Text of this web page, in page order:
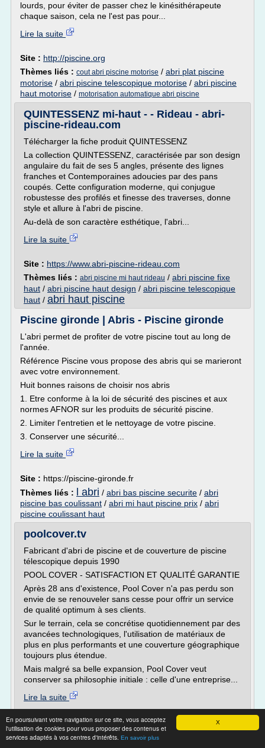
X
En poursuivant votre navigation sur ce site, vous acceptez
l'utilisation de cookies pour vous proposer des contenus et
services adaptés à vos centres d'intérêts. En savoir plus
lourds, pour éviter de passer chez le kinésithérapeute
chaque saison, cela ne l'est pas pour...
Lire la suite
Site : http://piscine.org
Thèmes liés : cout abri piscine motorise / abri plat piscine
motorise / abri piscine telescopique motorise / abri piscine
haut motorise / motorisation automatique abri piscine
QUINTESSENZ mi-haut - - Rideau - abri-
piscine-rideau.com
Télécharger la fiche produit QUINTESSENZ
La collection QUINTESSENZ, caractérisée par son design
angulaire du fait de ses 5 angles, présente des lignes
franches et Contemporaines adoucies par des pans
coupés. Cette configuration moderne, qui conjugue
robustesse des profilés et finesse des traverses, donne
style et allure à l'abri de piscine.
Au-delà de son caractère esthétique, l'abri...
Lire la suite
Site : https://www.abri-piscine-rideau.com
Thèmes liés : abri piscine mi haut rideau / abri piscine fixe
haut / abri piscine haut design / abri piscine telescopique
haut / abri haut piscine
Piscine gironde | Abris - Piscine gironde
L'abri permet de profiter de votre piscine tout au long de
l'année.
Référence Piscine vous propose des abris qui se marieront
avec votre environnement.
Huit bonnes raisons de choisir nos abris
1. Etre conforme à la loi de sécurité des piscines et aux
normes AFNOR sur les produits de sécurité piscine.
2. Limiter l'entretien et le nettoyage de votre piscine.
3. Conserver une sécurité...
Lire la suite
Site : https://piscine-gironde.fr
Thèmes liés :
l abri / abri bas piscine securite / abri
piscine bas coulissant / abri mi haut piscine prix / abri
piscine coulissant haut
poolcover.tv
Fabricant d'abri de piscine et de couverture de piscine
télescopique depuis 1990
POOL COVER - SATISFACTION ET QUALITÉ GARANTIE
Après 28 ans d'existence, Pool Cover n'a pas perdu son
envie de se renouveler sans cesse pour offrir un service
de qualité optimum à ses clients.
Sur le terrain, cela se concrétise quotidiennement par des
avancées technologiques, l'utilisation de matériaux de
plus en plus performants et une couverture géographique
toujours plus étendue.
Mais malgré sa belle expansion, Pool Cover veut
conserver sa philosophie initiale : celle d'une entreprise...
Lire la suite
Site :http://poolcover.tv
Thèmes liés :fabricant d'abri de piscine